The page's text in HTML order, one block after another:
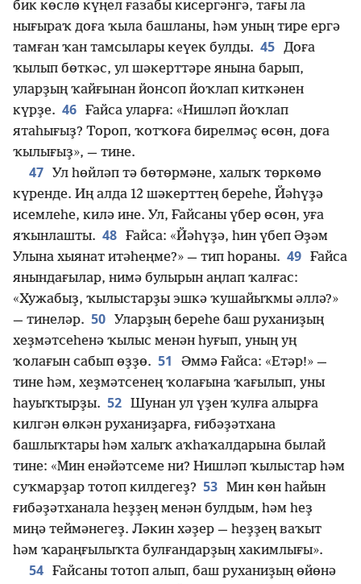
бик көслө күңел ғазабы кисергәнгә, тағы ла
нығыраҡ доға ҡыла башланы, һәм уның тире ергә
тамған ҡан тамсылары кеүек булды. 45 Доға
ҡылып бөткәс, ул шәкерттәре янына барып,
уларҙың ҡайғынан йонсоп йоҡлап киткәнен
күрҙе. 46 Ғайса уларға: «Нишләп йоҡлап
ятаһығыҙ? Тороп, ҡотҡоға бирелмәҫ өсөн, доға
ҡылығыҙ», — тине.
47
Ул һөйләп тә бөтөрмәне, халыҡ төркөмө
күренде. Иң алда 12 шәкерттең береһе, Йәһүҙә
исемлеһе, килә ине. Ул, Ғайсаны үбер өсөн, уға
яҡынлашты. 48 Ғайса: «Йәһүҙә, һин үбеп Әҙәм
Улына хыянат итәһеңме?» — тип һораны. 49 Ғайса
янындағылар, нимә булырын аңлап ҡалғас:
«Хужабыҙ, ҡылыстарҙы эшкә ҡушайыҡмы әллә?»
— тинеләр. 50
Уларҙың береһе баш руханиҙың
хеҙмәтсеһенә ҡылыс менән һуғып, уның уң
ҡолағын сабып өҙҙө. 51
Әммә Ғайса: «Етәр!» —
тине һәм, хеҙмәтсенең ҡолағына ҡағылып, уны
һауыҡтырҙы. 52 Шунан ул үҙен ҡулға алырға
килгән өлкән руханиҙарға, ғибәҙәтхана
башлыҡтары һәм халыҡ аҡһаҡалдарына былай
тине: «Мин енәйәтсеме ни? Нишләп ҡылыстар һәм
суҡмарҙар тотоп килдегеҙ? 53 Мин көн һайын
ғибәҙәтханала һеҙҙең менән булдым, һәм һеҙ
миңә теймәнегеҙ. Ләкин хәҙер — һеҙҙең ваҡыт
һәм ҡараңғылыҡта булғандарҙың хакимлығы».
54 Ғайсаны тотоп алып, баш руханиҙың өйөнә